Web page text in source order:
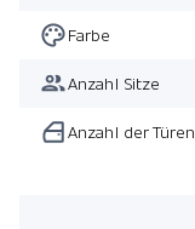
Farbe
Anzahl Sitze
Anzahl der Türen